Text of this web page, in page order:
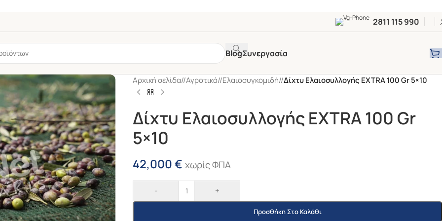
Σιφώνι
Μπαλκονιού Φ32
Κόφτρα Γκρί
2811 115 990
BlogΣυνεργασία
Αρχική σελίδα/ Αγροτικά/ Ελαιοσυγκομιδή/ Δίχτυ Ελαιοσυλλογής EXTRA 100 Gr 5×10
Δίχτυ Ελαιοσυλλογής EXTRA 100 Gr
5×10
42,000€ χωρίς ΦΠΑ
- +
Προσθήκη Στο Καλάθι